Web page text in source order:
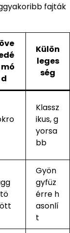
fajták
d
Külön
leges
ség
Klassz
ikus, g
yorsa
bb
Gyön
gyfüz
érre h
asonlí
t